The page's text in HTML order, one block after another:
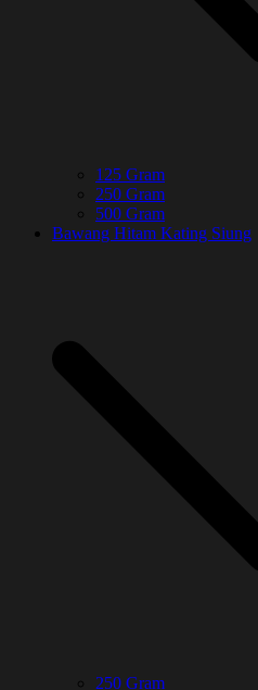
125 Gram
250 Gram
500 Gram
Bawang Hitam Kating Siung
250 Gram